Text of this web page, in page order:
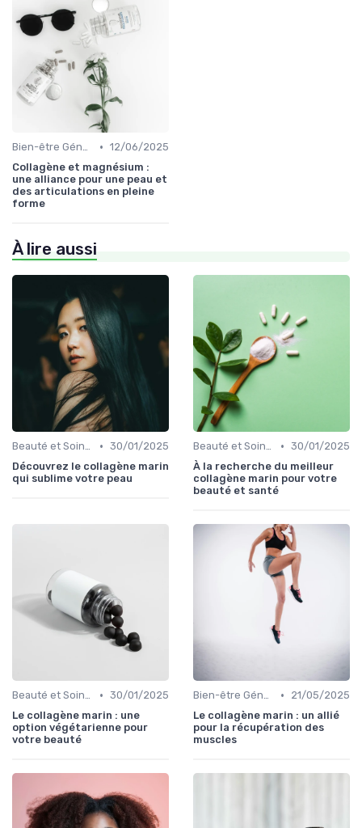
Bien-être Général • 12/06/2025
Collagène et magnésium :
une alliance pour une peau et
des articulations en pleine
forme
À lire aussi
Beauté et Soins de la Peau • 30/01/2025
Découvrez le collagène marin
qui sublime votre peau
Beauté et Soins de la Peau • 30/01/2025
À la recherche du meilleur
collagène marin pour votre
beauté et santé
Beauté et Soins de la Peau • 30/01/2025
Le collagène marin : une
option végétarienne pour
votre beauté
Bien-être Général •
21/05/2025
Le collagène marin : un allié
pour la récupération des
muscles